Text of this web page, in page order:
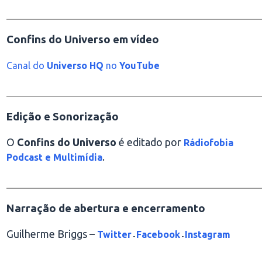
Confins do Universo em vídeo
Canal do Universo HQ no YouTube
Edição e Sonorização
O Confins do Universo é editado por Rádiofobia
Podcast e Multimídia.
Narração de abertura e encerramento
Guilherme Briggs – Twitter - Facebook - Instagram